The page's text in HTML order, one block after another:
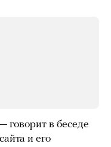
говорит в беседе
и его